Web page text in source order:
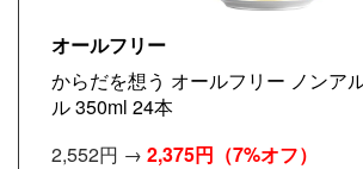
オールフリー
からだを想う オールフリー ノンア
ル 350ml 24本
2,552円 → 2,375円 （7%オフ）